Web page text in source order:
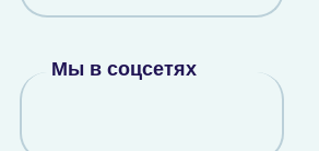
Мы в соцсетях